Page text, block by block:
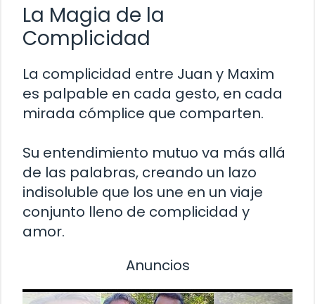
La Magia de la
Complicidad
La complicidad entre Juan y Maxim
es palpable en cada gesto, en cada
mirada cómplice que comparten.
Su entendimiento mutuo va más allá
de las palabras, creando un lazo
indisoluble que los une en un viaje
conjunto lleno de complicidad y
amor.
Anuncios